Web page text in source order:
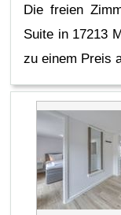
Die freien
Suite in 17213
zu einem Preis